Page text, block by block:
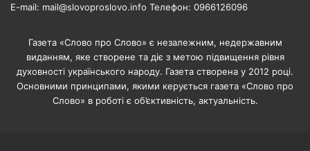
E-mail: mail@slovoproslovo.info Телефон: 0966126096
Газета «Слово про Слово» є незалежним, недержавним
виданням, яке створене та діє з метою підвищення рівня
духовності українського народу. Газета створена у 2012 році.
Основними принципами, якими керується газета «Слово про
Слово» в роботі є об’єктивність, актуальність.